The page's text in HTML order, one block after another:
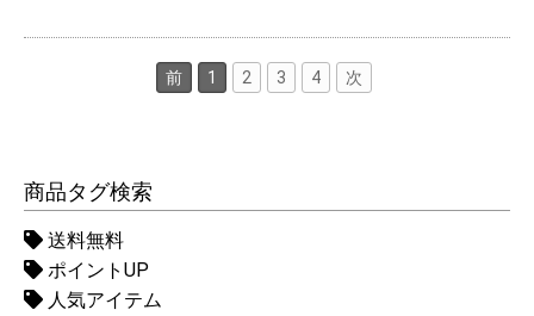
前 1 2 3 4 次
商品タグ検索
送料無料
ポイントUP
人気アイテム